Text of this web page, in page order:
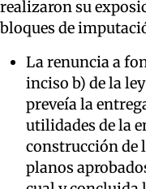
realizaron su
bloques de
La renuncia a
inciso b) de la ley
preveía la
utilidades de la
construcción de
planos